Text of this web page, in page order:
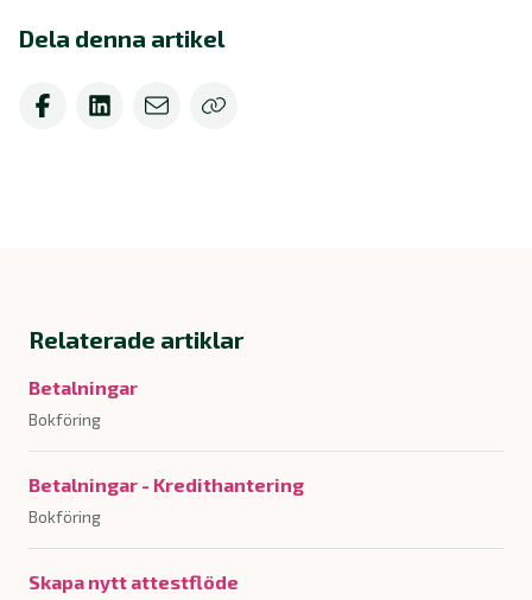
Dela denna artikel
Relaterade artiklar
Betalningar
Bokföring
Betalningar - Kredithantering
Bokföring
Skapa nytt attestflöde